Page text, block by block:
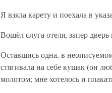
Я взяла карету и поехала в
Вошёл слуга отеля, запер
Оставшись одна, в
стягивала на себе кушак (он
молотом; мне хотелось и